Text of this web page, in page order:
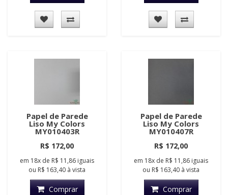
Papel de Parede
Liso My Colors
MY010403R
R$ 172,00
em 18x de R$ 11,86 iguais
ou R$ 163,40 à vista
Comprar
Papel de Parede
Liso My Colors
MY010407R
R$ 172,00
em 18x de R$ 11,86 iguais
ou R$ 163,40 à vista
Comprar